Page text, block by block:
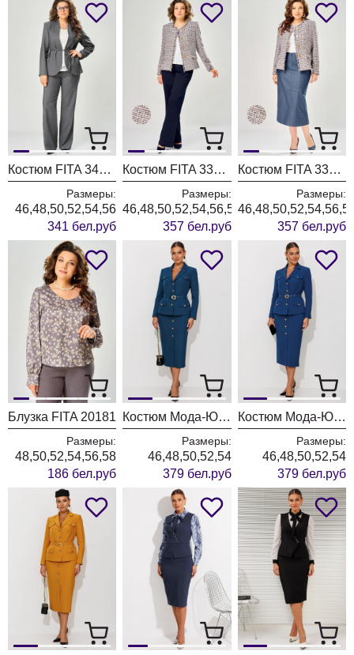
Костюм FITA 3401 графитовый
Размеры:
46,48,50,52,54,56
341 бел.руб
Костюм FITA 3362 сине-бежевый
Размеры:
46,48,50,52,54,56,58,60,62
357 бел.руб
Костюм FITA 3361 бежевый + деним
Размеры:
357 бел.руб
Блузка FITA 20181
Размеры:
48,50,52,54,56,58
186 бел.руб
Костюм Мода-Юрс 26-2935 темная бирюза
Размеры:
46,48,50,52,54
379 бел.руб
Костюм Мода-Юрс 26-2935 синий
Размеры:
46,48,50,52,54
379 бел.руб